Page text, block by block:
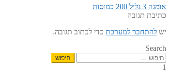
ניווט
הפוסט
הקודם:
אומגה 3 גליל 200 כמוסות
כתיבת תגובה
יש להתחבר למערכת כדי לכתוב תגובה.
Search
חיפוש:
1